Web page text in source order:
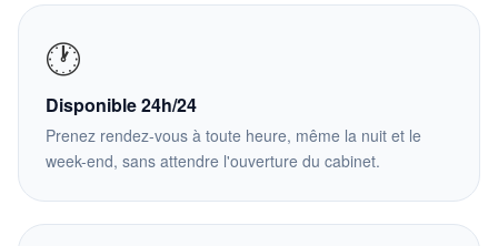
🕐
Disponible 24h/24
Prenez rendez-vous à toute heure, même la nuit et le
week-end, sans attendre l'ouverture du cabinet.